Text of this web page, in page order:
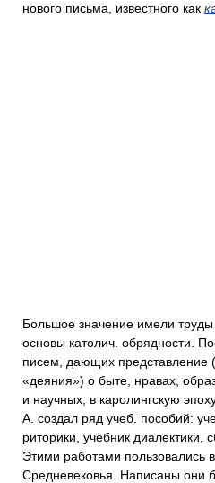
нового письма, известного как
Большое значение имели
основы католич. обрядности.
писем, дающих представление
«деяния») о быте, нравах,
и научных, в каролингскую
А. создал ряд учеб. пособий:
риторики, учебник диалектики,
Этими работами пользовались
Средневековья. Написаны